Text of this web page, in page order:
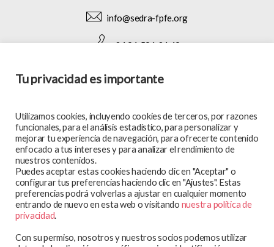
info@sedra-fpfe.org
+34 91 591 34 49
SÍGUENOS EN:
MAPA WEB
En qué trabajamos
Te atendemos
Observatorio
Tu privacidad es importante
Utilizamos cookies, incluyendo cookies de terceros, por razones
funcionales, para el análisis estadístico, para personalizar y
mejorar tu experiencia de navegación, para ofrecerte contenido
enfocado a tus intereses y para analizar el rendimiento de
nuestros contenidos.
Puedes aceptar estas cookies haciendo clic en "Aceptar" o
configurar tus preferencias haciendo clic en "Ajustes". Estas
preferencias podrá volverlas a ajustar en cualquier momento
entrando de nuevo en esta web o visitando nuestra política de
privacidad.
Con su permiso, nosotros y nuestros socios podemos utilizar